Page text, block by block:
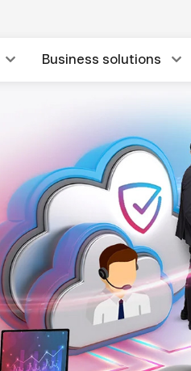
Business solutions